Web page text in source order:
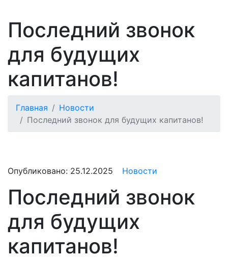
Последний звонок
для будущих
капитанов!
Главная
Новости
Последний звонок для будущих капитанов!
Опубликовано: 25.12.2025 Новости
Последний звонок
для будущих
капитанов!